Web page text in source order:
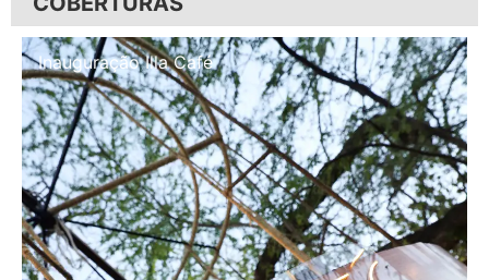
Inauguração Illa Café